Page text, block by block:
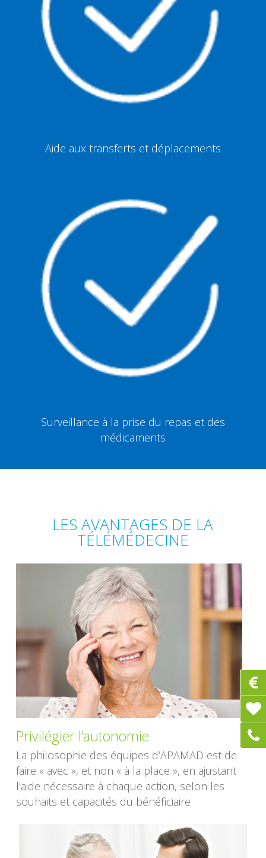
Aide aux transferts et déplacements
Surveillance à la prise du repas et des
médicaments
LES AVANTAGES DE LA
TÉLÉMÉDECINE
Privilégier l’autonomie
La philosophie des équipes d’APAMAD est de
faire « avec », et non « à la place », en ajustant
l’aide nécessaire à chaque action, selon les
souhaits et capacités du bénéficiaire